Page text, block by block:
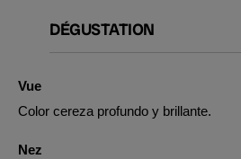
DÉGUSTATION
Vue
Color cereza profundo y brillante.
Nez